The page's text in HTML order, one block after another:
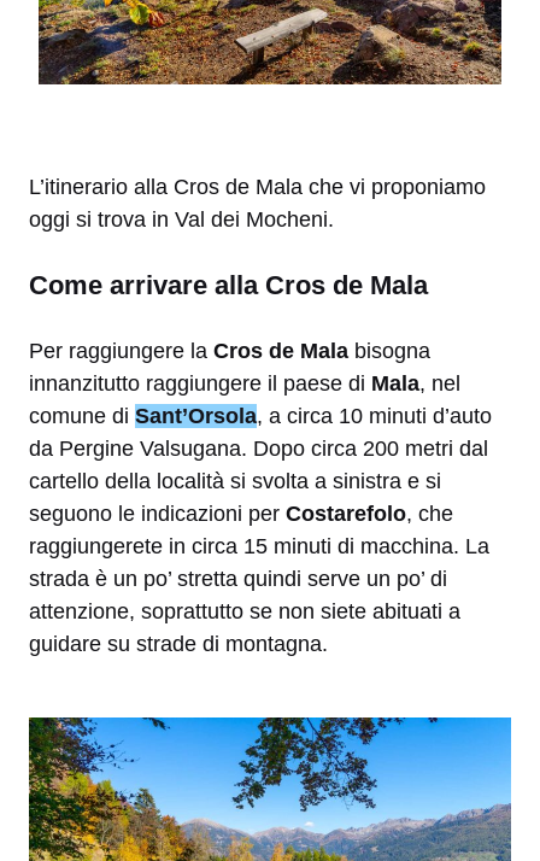
L’itinerario alla Cros de Mala che vi proponiamo
oggi si trova in Val dei Mocheni.
Come arrivare alla Cros de Mala
Per raggiungere la Cros de Mala bisogna
innanzitutto raggiungere il paese di Mala, nel
comune di Sant’Orsola, a circa 10 minuti d’auto
da Pergine Valsugana. Dopo circa 200 metri dal
cartello della località si svolta a sinistra e si
seguono le indicazioni per Costarefolo, che
raggiungerete in circa 15 minuti di macchina. La
strada è un po’ stretta quindi serve un po’ di
attenzione, soprattutto se non siete abituati a
guidare su strade di montagna.